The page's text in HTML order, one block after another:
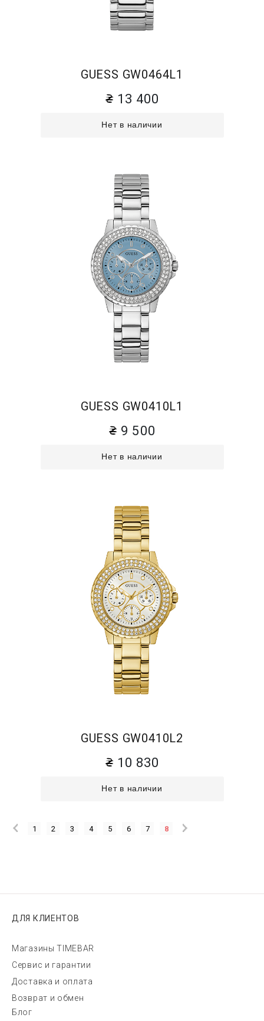
GUESS GW0464L1
13 400
Нет в наличии
GUESS GW0410L1
9 500
Нет в наличии
GUESS GW0410L2
10 830
Нет в наличии
1 2 3 4 5 6 7 8
ДЛЯ КЛИЕНТОВ
Магазины TIMEBAR
Сервис и гарантии
Доставка и оплата
Возврат и обмен
Блог